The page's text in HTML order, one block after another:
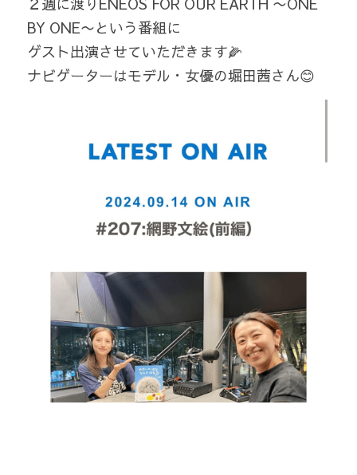
BY ONE〜という番組に
ゲスト出演させていただきます🌽
ナビゲーターはモデル・女優の堀田茜さん😊